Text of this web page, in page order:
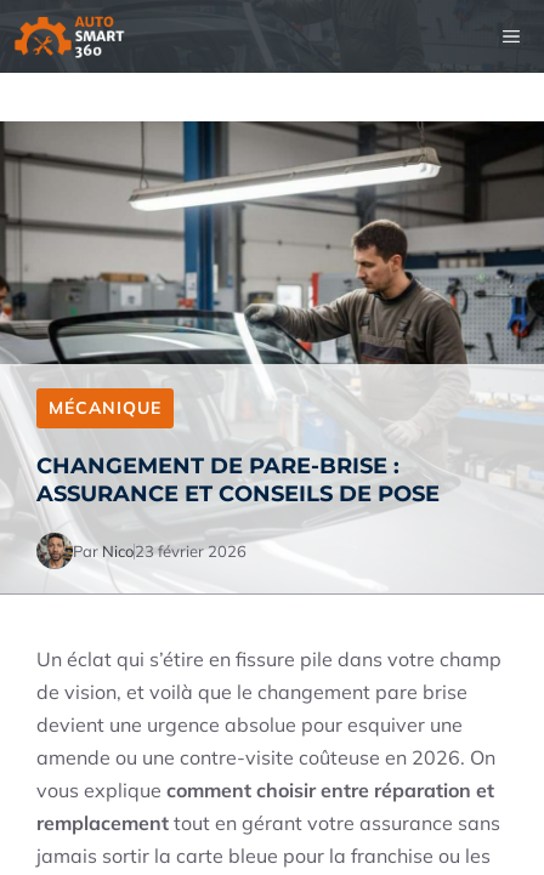
Aller
au
contenu
MÉCANIQUE
CHANGEMENT DE PARE-BRISE :
ASSURANCE ET CONSEILS DE POSE
ParNico23 février 2026
Un éclat qui s’étire en fissure pile dans votre champ
de vision, et voilà que le changement pare brise
devient une urgence absolue pour esquiver une
amende ou une contre-visite coûteuse en 2026. On
vous explique comment choisir entre réparation et
remplacement tout en gérant votre assurance sans
jamais sortir la carte bleue pour la franchise ou les